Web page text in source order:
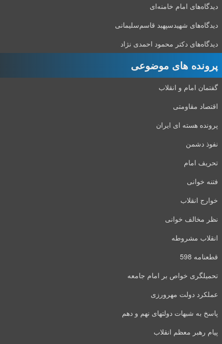
دیدگاه‌های امام خامنه‌ای
دیدگاه‌های شهید‌سپهبد قاسم‌سلیمانی
دیدگاه‌های دکتر محمود احمدی نژاد
پرونده های موضوعی
گفتمان امام و انقلاب
اقتصاد مقاومتی
پرونده هسته ای ایران
نفوذ دشمن
تحریف امام
فتنه خوانی
خوارج انقلاب
نظر مخالف خوانی
انقلاب مشروطه
قطعنامه 598
تحمیلگری خواص بر امام جامعه
عملکرد دولت مهرورزی
پاسخ به شبهات دولتهای نهم و دهم
پیام رهبر معظم انقلاب